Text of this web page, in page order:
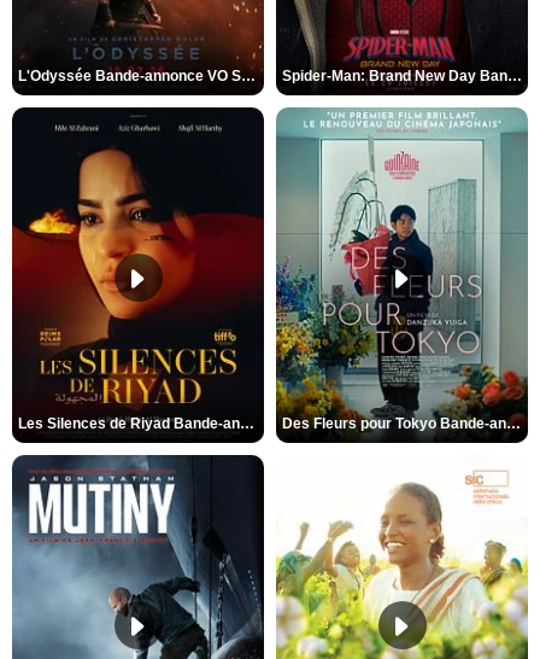
L'Odyssée Bande-annonce VO STFR Spider-Man: Brand New Day Bande-annonce VO STFR
Les Silences de Riyad Bande-annonce VO STFR Des Fleurs pour Tokyo Bande-annonce VO STFR